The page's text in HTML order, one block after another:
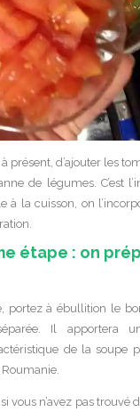
présent, d’ajouter les
de légumes. C’est
à la cuisson, on
étape : on
portez à ébullition le
Il apportera
de la soupe
vous n’avez pas trouvé